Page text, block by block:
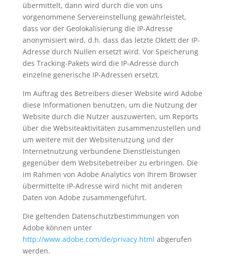
übermittelt, dann wird durch die von uns
vorgenommene Servereinstellung gewährleistet,
dass vor der Geolokalisierung die IP-Adresse
anonymisiert wird, d.h. dass das letzte Oktett der IP-
Adresse durch Nullen ersetzt wird. Vor Speicherung
des Tracking-Pakets wird die IP-Adresse durch
einzelne generische IP-Adressen ersetzt.
Im Auftrag des Betreibers dieser Website wird Adobe
diese Informationen benutzen, um die Nutzung der
Website durch die Nutzer auszuwerten, um Reports
über die Websiteaktivitäten zusammenzustellen und
um weitere mit der Websitenutzung und der
Internetnutzung verbundene Dienstleistungen
gegenüber dem Websitebetreiber zu erbringen. Die
im Rahmen von Adobe Analytics von Ihrem Browser
übermittelte IP-Adresse wird nicht mit anderen
Daten von Adobe zusammengeführt.
Die geltenden Datenschutzbestimmungen von
Adobe können unter
http://www.adobe.com/de/privacy.html abgerufen
werden.